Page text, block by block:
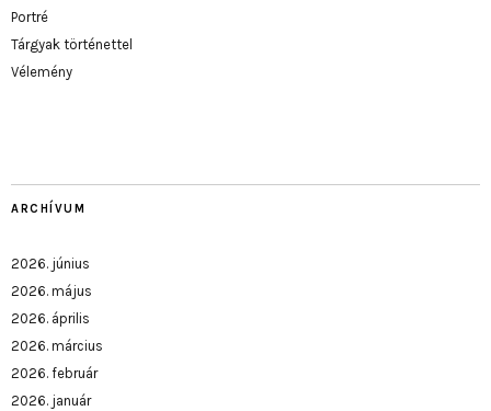
Portré
Tárgyak történettel
Vélemény
ARCHÍVUM
2026. június
2026. május
2026. április
2026. március
2026. február
2026. január